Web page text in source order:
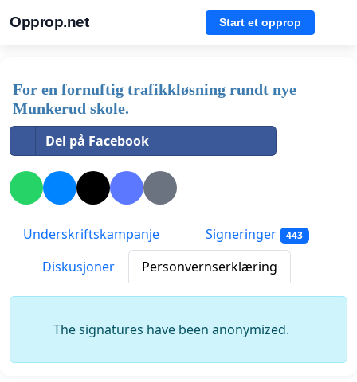
Opprop.net Start et opprop
For en fornuftig trafikkløsning rundt nye
Munkerud skole.
Del på Facebook
Underskriftskampanje Signeringer 443
Diskusjoner Personvernserklæring
The signatures have been anonymized.